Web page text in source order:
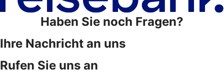
Haben Sie noch Fragen?
Ihre Nachricht an uns
Rufen Sie uns an